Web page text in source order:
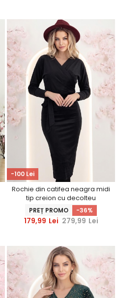
-100 Lei
Rochie din catifea neagra midi
tip creion cu decolteu
petrecut - StarShinerS
PREȚ PROMO -36%
179,99 Lei 279,99 Lei